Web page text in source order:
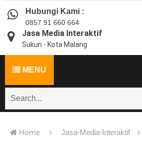
Hubungi Kami :
0857 91 660 664
Jasa Media Interaktif
Sukun - Kota Malang
MENU
Home Jasa-Media-Interaktif